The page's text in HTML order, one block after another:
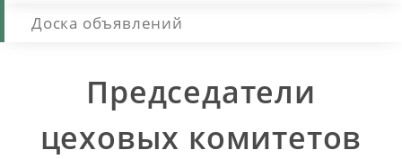
Доска объявлений
Председатели
цеховых комитетов